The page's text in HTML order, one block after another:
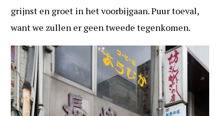
grijnst en groet in het voorbijgaan. Puur toeval,
want we zullen er geen tweede tegenkomen.